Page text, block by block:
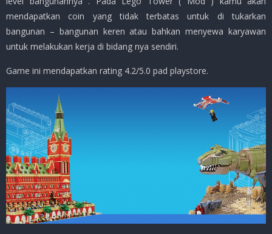
mendapatkan coin yang tidak terbatas untuk di tukarkan
bangunan – bangunan keren atau bahkan menyewa karyawan
untuk melakukan kerja di bidang nya sendiri.
Game ini mendapatkan rating 4.2/5.0 pad playstore.